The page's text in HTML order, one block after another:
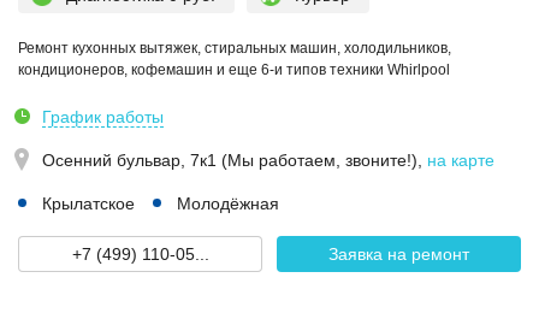
Ремонт кухонных вытяжек, стиральных машин, холодильников,
кондиционеров, кофемашин и еще 6-и типов техники Whirlpool
График работы
Осенний бульвар, 7к1 (Мы работаем, звоните!) на карте
Крылатское Молодёжная
+7 (499) 110-05... Заявка на ремонт